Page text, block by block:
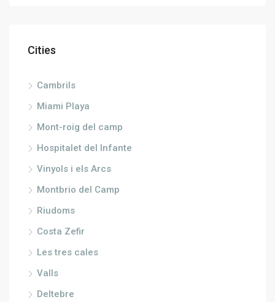
Cities
Cambrils
Miami Playa
Mont-roig del camp
Hospitalet del Infante
Vinyols i els Arcs
Montbrio del Camp
Riudoms
Costa Zefir
Les tres cales
Valls
Deltebre